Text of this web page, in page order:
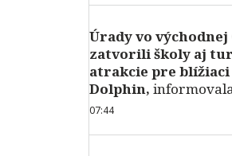
Úrady vo východnej
zatvorili školy aj
atrakcie pre
Dolphin,
07:44